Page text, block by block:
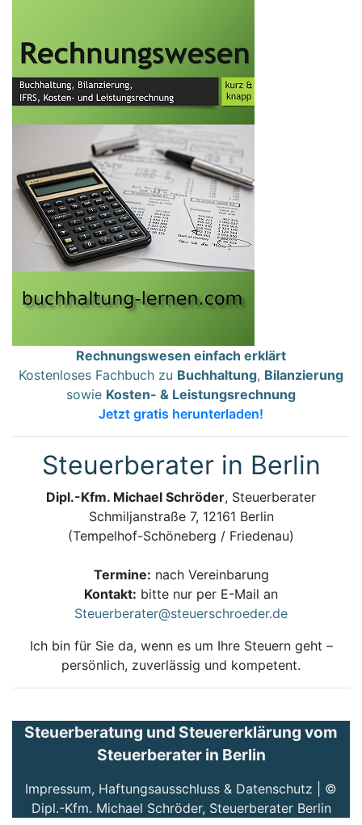
Rechnungswesen einfach erklärt
Kostenloses Fachbuch zu Buchhaltung, Bilanzierung
sowie Kosten- & Leistungsrechnung
Jetzt gratis herunterladen!
Steuerberater in Berlin
Dipl.-Kfm. Michael Schröder, Steuerberater
Schmiljanstraße 7, 12161 Berlin
(Tempelhof-Schöneberg / Friedenau)
Termine: nach Vereinbarung
Kontakt: bitte nur per E-Mail an
Steuerberater@steuerschroeder.de
Ich bin für Sie da, wenn es um Ihre Steuern geht –
persönlich, zuverlässig und kompetent.
Steuerberatung und Steuererklärung vom
Steuerberater in Berlin
Impressum, Haftungsausschluss & Datenschutz | ©
Dipl.-Kfm. Michael Schröder, Steuerberater Berlin